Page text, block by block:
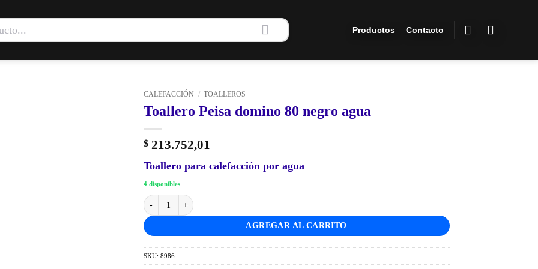
Productos Contacto
CALEFACCIÓN / TOALLEROS
Toallero Peisa domino 80 negro agua
$ 213.752,01
Toallero para calefacción por agua
4 disponibles
Toallero Peisa domino 80 negro agua cantidad
AGREGAR AL CARRITO
SKU: 8986